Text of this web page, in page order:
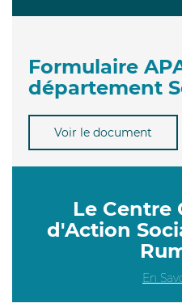
Formulaire
département
Voir le document
Le Centre
d'Action
En